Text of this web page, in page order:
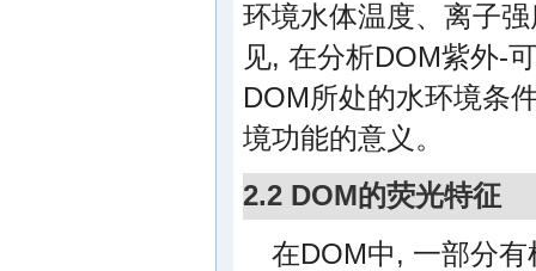
环境水体温度、离子
见, 在分析DOM紫外-
DOM所处的水环境条
境功能的意义。
2.2 DOM的荧光特征
在DOM中, 一部分